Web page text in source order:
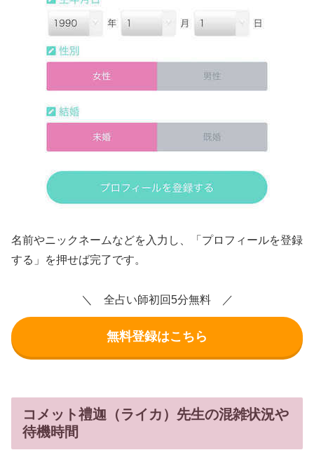
名前やニックネームなどを入力し、「プロフィールを登録
する」を押せば完了です。
＼ 全占い師初回5分無料 ／
無料登録はこちら
コメット禮迦（ライカ）先生の混雑状況や
待機時間